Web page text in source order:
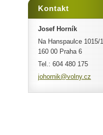
Kontakt
Josef Horník
Na Hanspaulce 1015/
160 00 Praha 6
Tel.: 604 480 175
johornik@volny.cz